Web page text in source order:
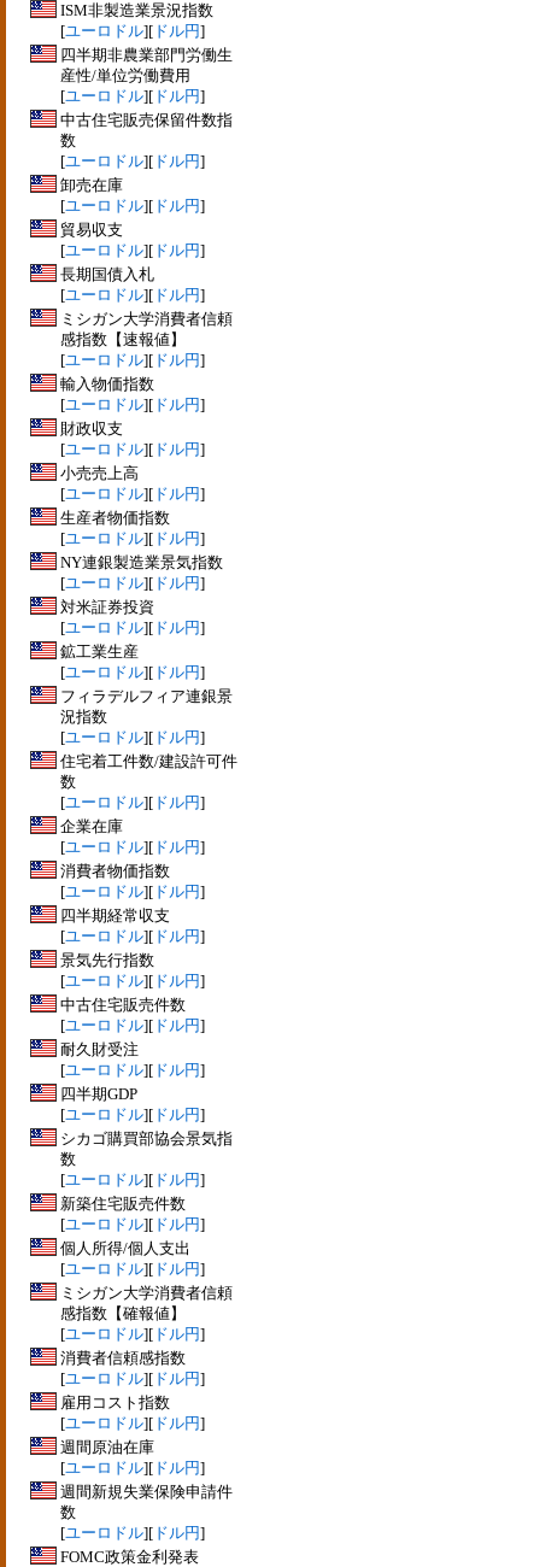
ISM非製造業景況指数
[ユーロドル][ ドル円]
四半期非農業部門労働生
産性/単位労働費用
[ユーロドル][ ドル円]
中古住宅販売保留件数指
数
[ユーロドル][ ドル円]
卸売在庫
[ユーロドル][ ドル円]
貿易収支
[ユーロドル][ ドル円]
長期国債入札
[ユーロドル][ ドル円]
ミシガン大学消費者信頼
感指数【速報値】
[ユーロドル][ ドル円]
輸入物価指数
[ユーロドル][ ドル円]
財政収支
[ユーロドル][ ドル円]
小売売上高
[ユーロドル][ ドル円]
生産者物価指数
[ユーロドル][ ドル円]
NY連銀製造業景気指数
[ユーロドル][ ドル円]
対米証券投資
[ユーロドル][ ドル円]
鉱工業生産
[ユーロドル][ ドル円]
フィラデルフィア連銀景
況指数
[ユーロドル][ ドル円]
住宅着工件数/建設許可件
数
[ユーロドル][ ドル円]
企業在庫
[ユーロドル][ ドル円]
消費者物価指数
[ユーロドル][ ドル円]
四半期経常収支
[ユーロドル][ ドル円]
景気先行指数
[ユーロドル][ ドル円]
中古住宅販売件数
[ユーロドル][ ドル円]
耐久財受注
[ユーロドル][ ドル円]
四半期GDP
[ユーロドル][ ドル円]
シカゴ購買部協会景気指
数
[ユーロドル][ ドル円]
新築住宅販売件数
[ユーロドル][ ドル円]
個人所得/個人支出
[ユーロドル][ ドル円]
ミシガン大学消費者信頼
感指数【確報値】
[ユーロドル][ ドル円]
消費者信頼感指数
[ユーロドル][ ドル円]
雇用コスト指数
[ユーロドル][ ドル円]
週間原油在庫
[ユーロドル][ ドル円]
週間新規失業保険申請件
数
[ユーロドル][ ドル円]
FOMC政策金利発表